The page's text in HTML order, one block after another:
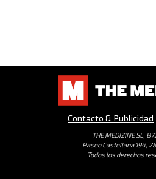
Contacto & Publicidad
THE MEDIZINE SL,
Paseo Castellana 194,
Todos los derechos